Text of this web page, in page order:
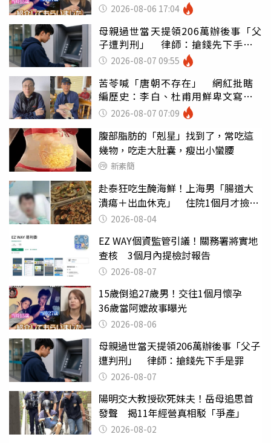
2026-08-06 17:04
母親過世當天提領206萬辦後事「父
子遭判刑」 律師：搶錢先下手是
罪 2026-08-07 09:55
苦苓喊「唐朝不存在」 網紅批瞎
編歷史：李白、杜甫用鮮卑文寫
詩？2026-08-07 07:09
腹部脂肪的「剋星」找到了，常吃這
幾物，吃走大肚囊，瘦出小蠻腰
新素簡
赴泰狂吃生醃海鮮！上海男「腸道大
潰瘍＋出血休克」 住院1個月才撿回
一命2026-08-04
EZ WAY個資監管引議！關務署將實地
查核 3個月內提檢討報告
2026-08-07
15歲倒追27歲男！交往1個月懷孕
36歲當阿嬤故事曝光
2026-08-06
母親過世當天提領206萬辦後事「父子
遭判刑」 律師：搶錢先下手是罪
2026-08-07
陽明交大教授砍死妹夫！岳母追思首
發聲 揭11年經營真相駁「爭產」
2026-08-02